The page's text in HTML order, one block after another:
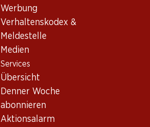
Werbung
Verhaltenskodex &
Meldestelle
Medien
Services
Übersicht
Denner Woche
abonnieren
Aktionsalarm
Sunbeam Cabernet
Sauvignon